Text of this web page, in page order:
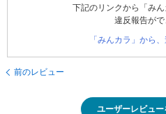
下記のリンクから「みん
違反報告がで
「みんカラ」から
前のレビュー
ユーザーレビュー